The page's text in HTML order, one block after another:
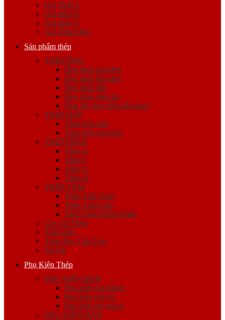
Giá Thép I
Giá thép H
Giá thép U
Giá Thép Hộp
Sản phẩm thép
THÉP ỐNG
Ống thép mạ kẽm
Ống thép hàn đen
Ống thép đúc
Ống thép siêu âm
Ống lốc theo đơn đặt hàng
THÉP HỘP
Thép hộp đen
Thép hộp mạ kẽm
THÉP HÌNH
Thép U
Thép I
Thép V
Thép H
THÉP TẤM
Thép Tấm Trơn
Thép Tấm Gân
Thép Tấm Nhập Khẩu
Cọc Cừ Thép
Thép Đặc
Thép Ray Cầu Trục
Xà Gồ
Phụ Kiện Thép
PHỤ KIỆN REN
Phụ kiện ren Mech
Phụ kiện ren K1
Phụ kiện ren giá rẻ
PHỤ KIỆN HÀN